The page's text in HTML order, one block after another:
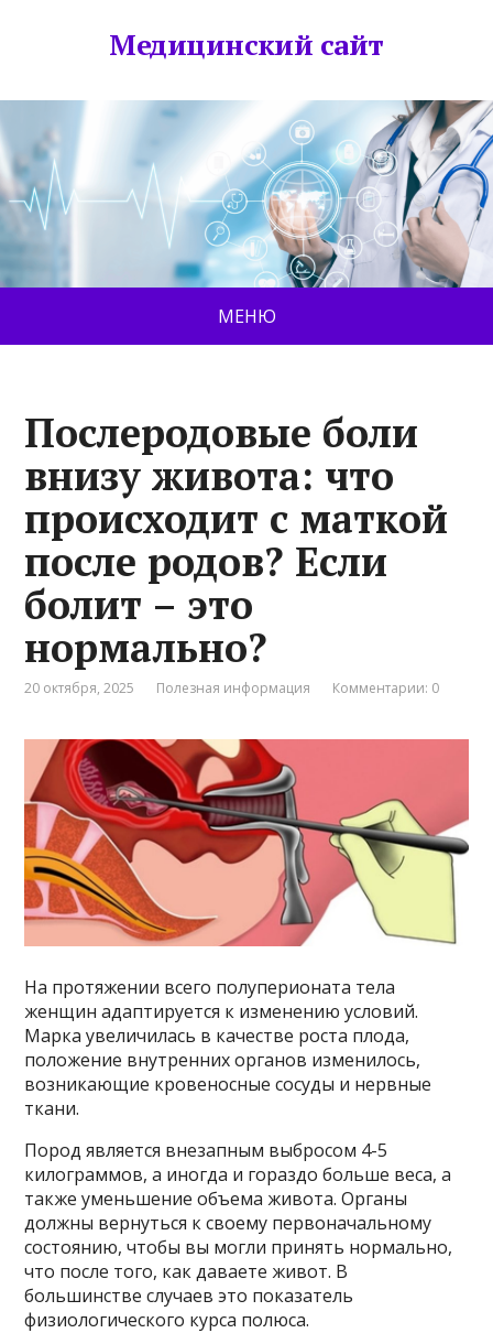
Медицинский сайт
МЕНЮ
Послеродовые боли
внизу живота: что
происходит с маткой
после родов? Если
болит – это
нормально?
20 октября, 2025 Полезная информация Комментарии: 0
На протяжении всего полуперионата тела
женщин адаптируется к изменению условий.
Марка увеличилась в качестве роста плода,
положение внутренних органов изменилось,
возникающие кровеносные сосуды и нервные
ткани.
Пород является внезапным выбросом 4-5
килограммов, а иногда и гораздо больше веса, а
также уменьшение объема живота. Органы
должны вернуться к своему первоначальному
состоянию, чтобы вы могли принять нормально,
что после того, как даваете живот. В
большинстве случаев это показатель
физиологического курса полюса.